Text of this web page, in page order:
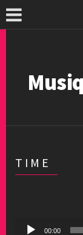
TIME
Lecteur 00:00